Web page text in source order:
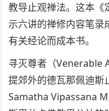
教导止观禅法。这本《
示六讲的禅修内容笔录
有关经论而成本书。
寻灭尊者（Venerable
提郊外的德瓦那佩迪
Samatha Vipassana